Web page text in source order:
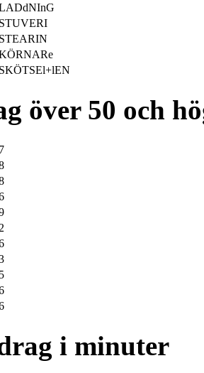
STUVERI
STEARIN
SKÖTSEl+lEN
över 50 och
i minuter